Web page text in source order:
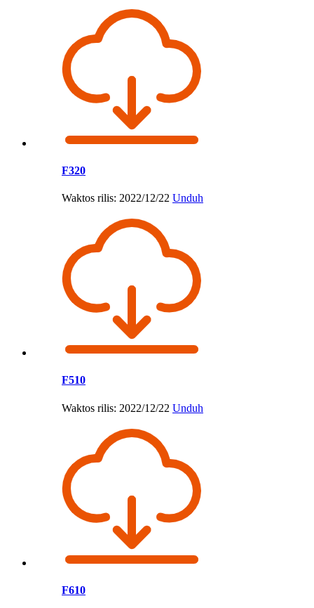
F320
Waktos rilis: 2022/12/22 Unduh
F510
Waktos rilis: 2022/12/22 Unduh
F610